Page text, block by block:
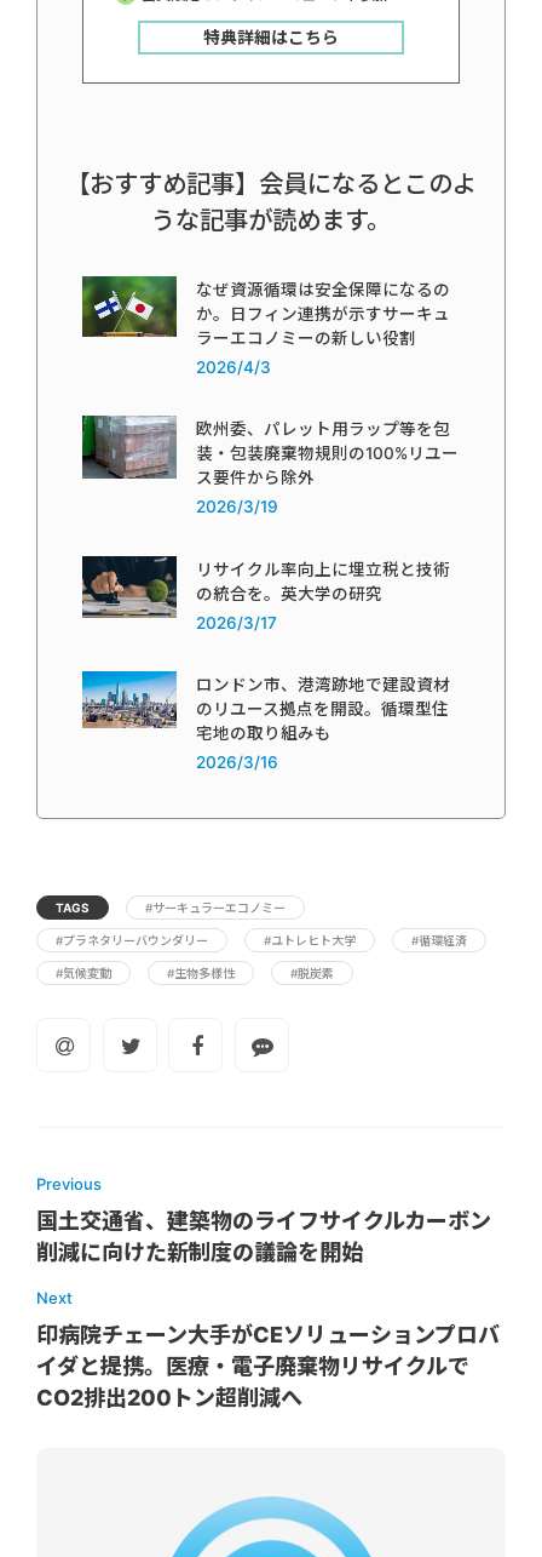
特典詳細はこちら
【おすすめ記事】会員になるとこのよ
うな記事が読めます。
なぜ資源循環は安全保障になるの
か。日フィン連携が示すサーキュ
ラーエコノミーの新しい役割
2026/4/3
欧州委、パレット用ラップ等を包
装・包装廃棄物規則の100%リユー
ス要件から除外
2026/3/19
リサイクル率向上に埋立税と技術
の統合を。英大学の研究
2026/3/17
ロンドン市、港湾跡地で建設資材
のリユース拠点を開設。循環型住
宅地の取り組みも
2026/3/16
TAGS #サーキュラーエコノミー
#プラネタリーバウンダリー #ユトレヒト大学 #循環経済
#気候変動 #生物多様性 #脱炭素
Previous
国土交通省、建築物のライフサイクルカーボン
削減に向けた新制度の議論を開始
Next
印病院チェーン大手がCEソリューションプロバ
イダと提携。医療・電子廃棄物リサイクルで
CO2排出200トン超削減へ